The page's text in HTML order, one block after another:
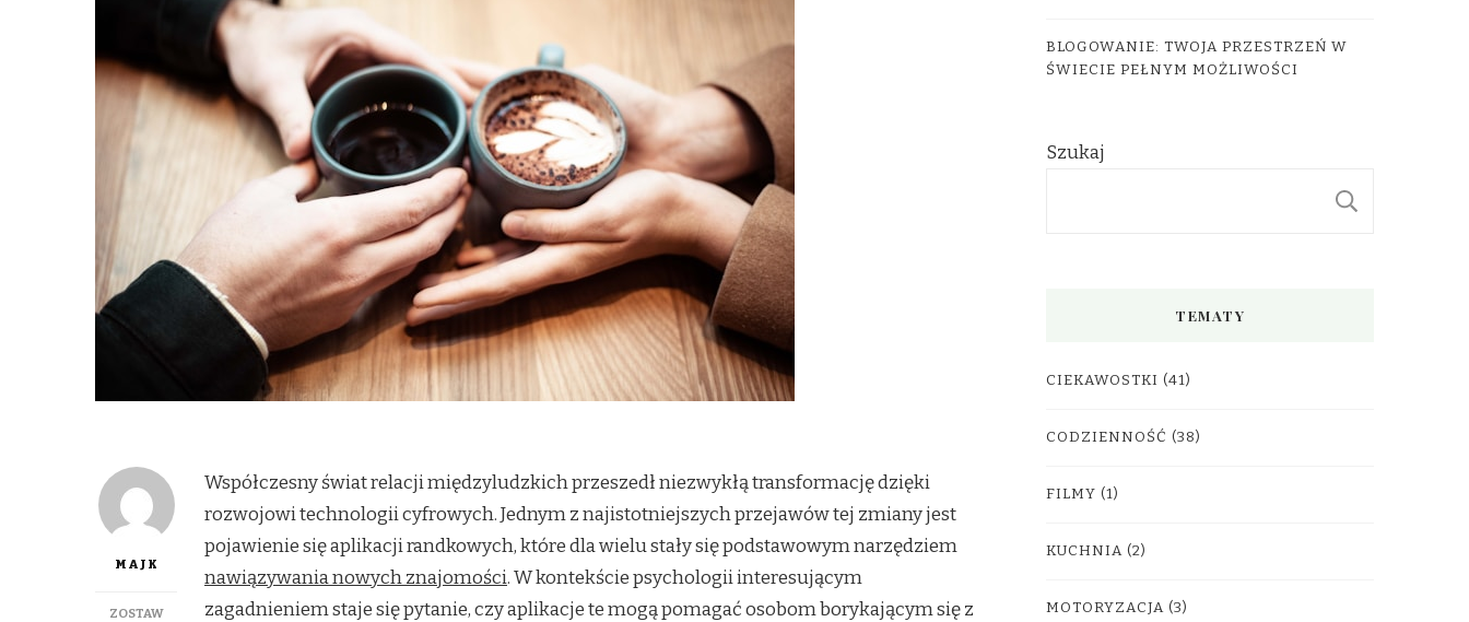
MAJK
ZOSTAW
Współczesny świat relacji międzyludzkich przeszedł niezwykłą transformację dzięki
rozwojowi technologii cyfrowych. Jednym z najistotniejszych przejawów tej zmiany jest
pojawienie się aplikacji randkowych, które dla wielu stały się podstawowym narzędziem
nawiązywania nowych znajomości. W kontekście psychologii interesującym
zagadnieniem staje się pytanie, czy aplikacje te mogą pomagać osobom borykającym się z
BLOGOWANIE: TWOJA PRZESTRZEŃ W
ŚWIECIE PEŁNYM MOŻLIWOŚCI
Szukaj
TEMATY
CIEKAWOSTKI (41)
CODZIENNOŚĆ (38)
FILMY (1)
KUCHNIA (2)
MOTORYZACJA (3)